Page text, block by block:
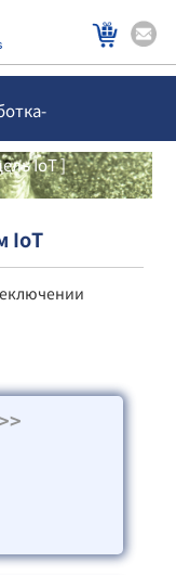
IoT ]
IoT